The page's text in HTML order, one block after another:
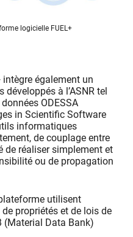
logicielle FUEL+
également un
développés à l’ASNR tel
ODESSA
in Scientific Software
informatiques
de couplage entre
réaliser simplement et
ou de propagation
utilisent
propriétés et de lois de
(Material Data Bank)